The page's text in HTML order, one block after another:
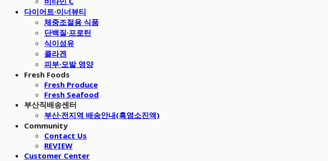
다이어트·이너뷰티
체중조절용 식품
단백질·프로틴
식이섬유
콜라겐
피부·모발 영양
Fresh Foods
Fresh Produce
Fresh Seafood
부산직배송센터
부산·전지역 배송안내(흑염소진액)
Community
Contact Us
REVIEW
Customer Center